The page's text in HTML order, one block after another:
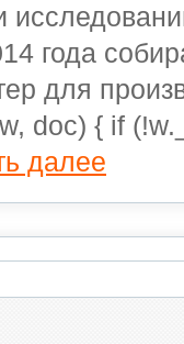
года
для
doc) { if
далее